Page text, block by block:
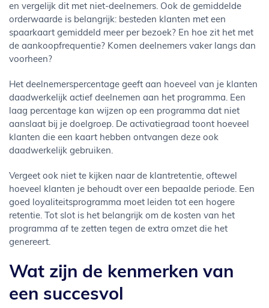
en vergelijk dit met niet-deelnemers. Ook de gemiddelde
orderwaarde is belangrijk: besteden klanten met een
spaarkaart gemiddeld meer per bezoek? En hoe zit het met
de aankoopfrequentie? Komen deelnemers vaker langs dan
voorheen?
Het deelnemerspercentage geeft aan hoeveel van je klanten
daadwerkelijk actief deelnemen aan het programma. Een
laag percentage kan wijzen op een programma dat niet
aanslaat bij je doelgroep. De activatiegraad toont hoeveel
klanten die een kaart hebben ontvangen deze ook
daadwerkelijk gebruiken.
Vergeet ook niet te kijken naar de klantretentie, oftewel
hoeveel klanten je behoudt over een bepaalde periode. Een
goed loyaliteitsprogramma moet leiden tot een hogere
retentie. Tot slot is het belangrijk om de kosten van het
programma af te zetten tegen de extra omzet die het
genereert.
Wat zijn de kenmerken van
een succesvol